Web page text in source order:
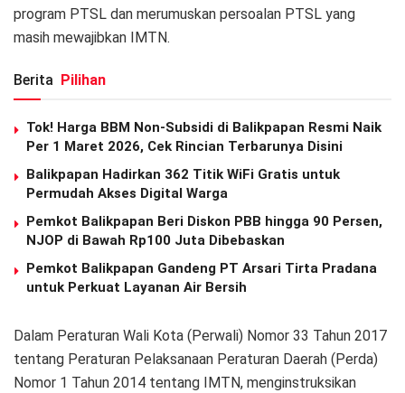
program PTSL dan merumuskan persoalan PTSL yang
masih mewajibkan IMTN.
Berita Pilihan
Tok! Harga BBM Non-Subsidi di Balikpapan Resmi Naik
Per 1 Maret 2026, Cek Rincian Terbarunya Disini
Balikpapan Hadirkan 362 Titik WiFi Gratis untuk
Permudah Akses Digital Warga
Pemkot Balikpapan Beri Diskon PBB hingga 90 Persen,
NJOP di Bawah Rp100 Juta Dibebaskan
Pemkot Balikpapan Gandeng PT Arsari Tirta Pradana
untuk Perkuat Layanan Air Bersih
Dalam Peraturan Wali Kota (Perwali) Nomor 33 Tahun 2017
tentang Peraturan Pelaksanaan Peraturan Daerah (Perda)
Nomor 1 Tahun 2014 tentang IMTN, menginstruksikan